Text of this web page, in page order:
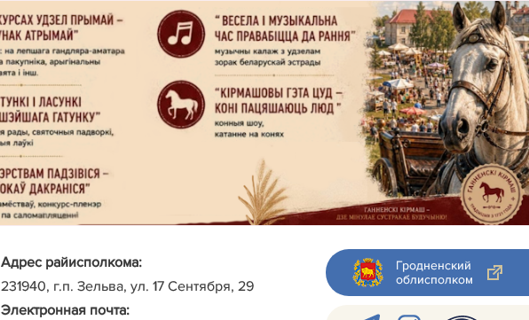
Адрес райисполкома:
231940, г.п. Зельва, ул. 17 Сентября, 29
Электронная почта:
Гродненский
облисполком